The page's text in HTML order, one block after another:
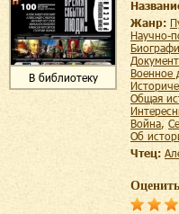
В библиотеку
Жанр:
научно-
общая
война,
об
Чтец: